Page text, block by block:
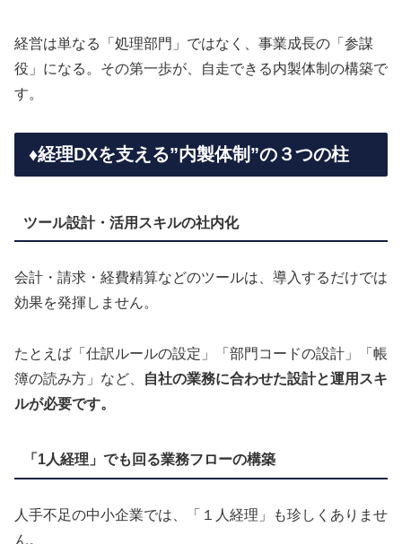
経営は単なる「処理部門」ではなく、事業成長の「参謀
役」になる。その第一歩が、自走できる内製体制の構築で
す。
♦️経理DXを支える”内製体制”の３つの柱
ツール設計・活用スキルの社内化
会計・請求・経費精算などのツールは、導入するだけでは
効果を発揮しません。
たとえば「仕訳ルールの設定」「部門コードの設計」「帳
簿の読み方」など、
自社の業務に合わせた設計と運用スキ
ルが必要です。
「1人経理」でも回る業務フローの構築
人手不足の中小企業では、「１人経理」も珍しくありませ
ん。